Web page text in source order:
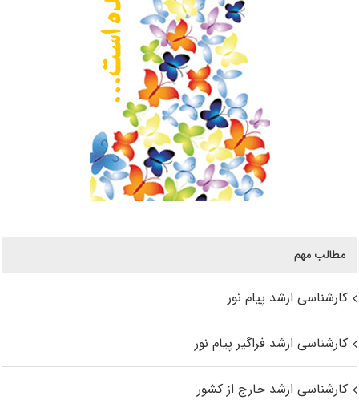
مطالب مهم
کارشناسی ارشد پیام نور
کارشناسی ارشد فراگیر پیام نور
کارشناسی ارشد خارج از کشور